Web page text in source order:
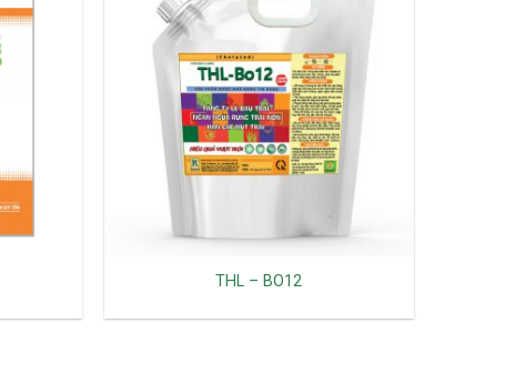
THL – BO12